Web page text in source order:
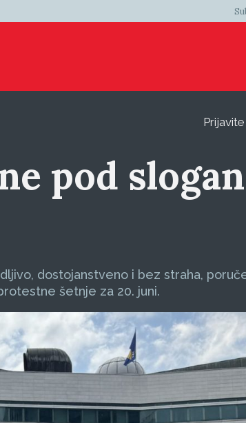
pod
dostojanstveno i bez straha,
šetnje za 20. juni.